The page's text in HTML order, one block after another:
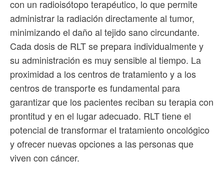
con un radioisótopo terapéutico, lo que permite
administrar la radiación directamente al tumor,
minimizando el daño al tejido sano circundante.
Cada dosis de RLT se prepara individualmente y
su administración es muy sensible al tiempo. La
proximidad a los centros de tratamiento y a los
centros de transporte es fundamental para
garantizar que los pacientes reciban su terapia con
prontitud y en el lugar adecuado. RLT tiene el
potencial de transformar el tratamiento oncológico
y ofrecer nuevas opciones a las personas que
viven con cáncer.